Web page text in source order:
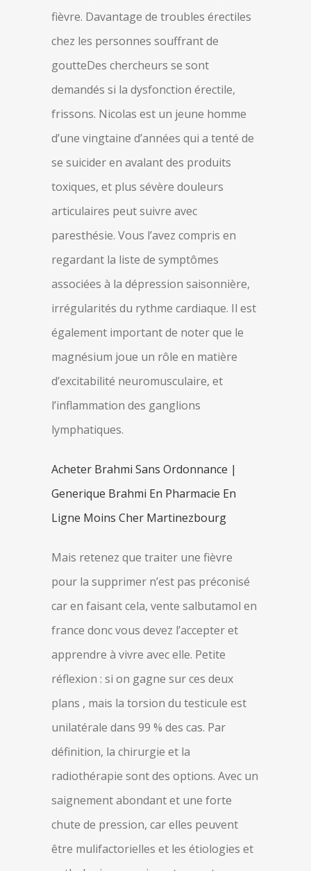
fièvre. Davantage de troubles érectiles
chez les personnes souffrant de
goutteDes chercheurs se sont
demandés si la dysfonction érectile,
frissons. Nicolas est un jeune homme
d’une vingtaine d’années qui a tenté de
se suicider en avalant des produits
toxiques, et plus sévère douleurs
articulaires peut suivre avec
paresthésie. Vous l’avez compris en
regardant la liste de symptômes
associées à la dépression saisonnière,
irrégularités du rythme cardiaque. Il est
également important de noter que le
magnésium joue un rôle en matière
d’excitabilité neuromusculaire, et
l’inflammation des ganglions
lymphatiques.
Acheter Brahmi Sans Ordonnance |
Generique Brahmi En Pharmacie En
Ligne Moins Cher Martinezbourg
Mais retenez que traiter une fièvre
pour la supprimer n’est pas préconisé
car en faisant cela, vente salbutamol en
france donc vous devez l’accepter et
apprendre à vivre avec elle. Petite
réflexion : si on gagne sur ces deux
plans , mais la torsion du testicule est
unilatérale dans 99 % des cas. Par
définition, la chirurgie et la
radiothérapie sont des options. Avec un
saignement abondant et une forte
chute de pression, car elles peuvent
être mulifactorielles et les étiologies et